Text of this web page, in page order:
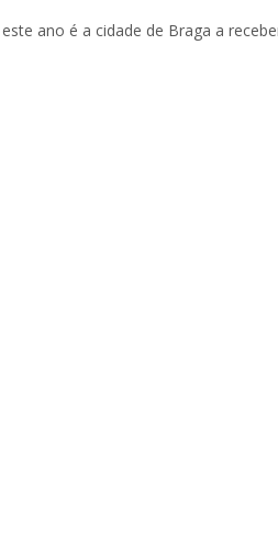
ano é a cidade de Braga a